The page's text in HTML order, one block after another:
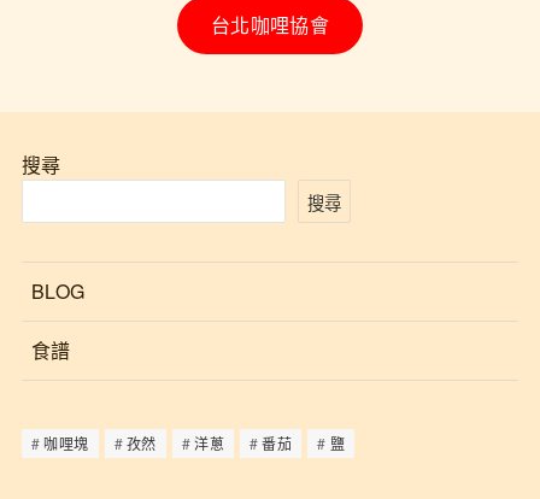
台北咖哩協會
搜尋
搜尋
BLOG
食譜
咖哩塊 孜然 洋蔥 番茄 鹽